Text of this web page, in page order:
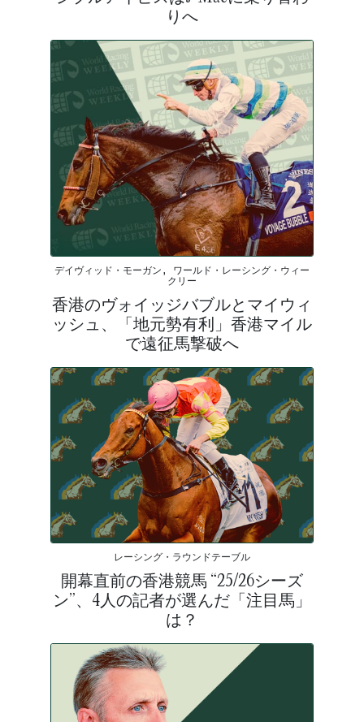
りへ
デイヴィッド・モーガン, ワールド・レーシング・ウィー
クリー
香港のヴォイッジバブルとマイウィ
ッシュ、「地元勢有利」香港マイル
で遠征馬撃破へ
レーシング・ラウンドテーブル
開幕直前の香港競馬 “25/26シーズ
ン”、4人の記者が選んだ「注目馬」
は？